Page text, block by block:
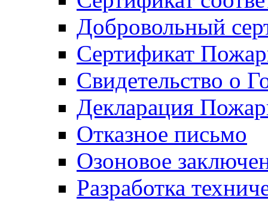
Добровольный
Сертификат
Свидетельство о
Декларация
Отказное письмо
Озоновое
Разработка